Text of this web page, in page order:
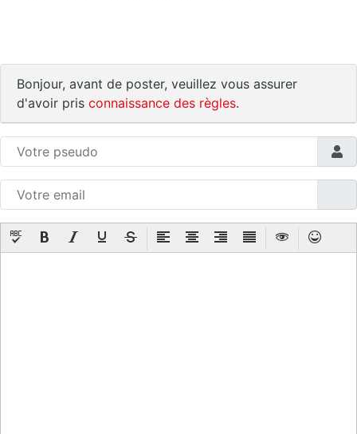
Bonjour, avant de poster, veuillez vous assurer
d'avoir pris connaissance des règles.